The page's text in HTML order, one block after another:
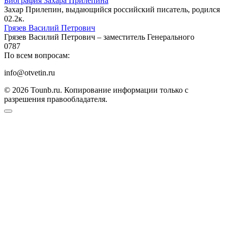
Захар Прилепин, выдающийся российский писатель, родился
02.2к.
Грязев Василий Петрович
Грязев Василий Петрович – заместитель Генерального
0787
По всем вопросам:
info@otvetin.ru
© 2026 Tounb.ru. Копирование информации только с
разрешения правообладателя.